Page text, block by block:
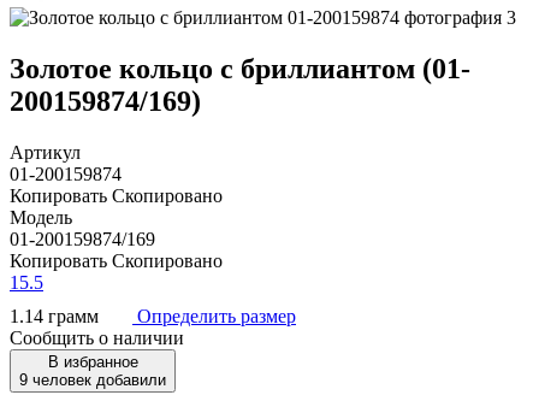
Золотое кольцо с бриллиантом (01-
200159874/169)
Артикул
01-200159874
Копировать Скопировано
Модель
01-200159874/169
Копировать Скопировано
15.5
1.14 грамм
Определить размер
Сообщить о наличии
В избранное
9 человек добавили